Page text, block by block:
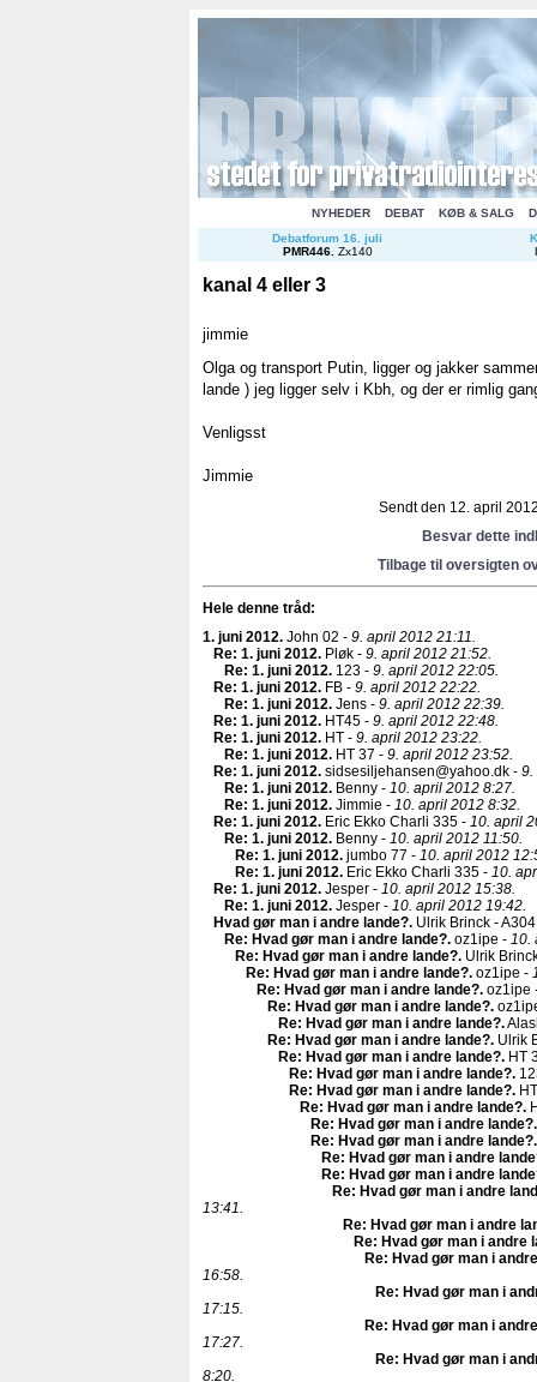
NYHEDER DEBAT KØB & SALG
Debatforum 16. juli
PMR446. Zx140
kanal 4 eller 3
jimmie
Olga og transport Putin, ligger og jakker
lande ) jeg ligger selv i Kbh, og der er rimlig
Venligsst
Jimmie
Sendt den 12. april
Besvar dette
Tilbage til oversigten
Hele denne tråd:
1. juni 2012. John 02 - 9. april 2012 21:11.
Re: 1. juni 2012. Pløk - 9. april 2012 21:52.
Re: 1. juni 2012. 123 - 9. april 2012 22:05.
Re: 1. juni 2012. FB - 9. april 2012 22:22.
Re: 1. juni 2012. Jens - 9. april 2012 22:39.
Re: 1. juni 2012. HT45 - 9. april 2012 22:48.
Re: 1. juni 2012. HT - 9. april 2012 23:22.
Re: 1. juni 2012. HT 37 - 9. april 2012 23:52.
Re: 1. juni 2012. sidsesiljehansen@yahoo.dk - 9.
Re: 1. juni 2012. Benny - 10. april 2012 8:27.
Re: 1. juni 2012. Jimmie - 10. april 2012 8:32.
Re: 1. juni 2012. Eric Ekko Charli 335 - 10. april
Re: 1. juni 2012. Benny - 10. april 2012 11:50.
Re: 1. juni 2012. jumbo 77 - 10. april 2012
Re: 1. juni 2012. Eric Ekko Charli 335 - 10.
Re: 1. juni 2012. Jesper - 10. april 2012 15:38.
Re: 1. juni 2012. Jesper - 10. april 2012 19:42.
Hvad gør man i andre lande?. Ulrik Brinck -
Re: Hvad gør man i andre lande?. oz1ipe - 10.
Re: Hvad gør man i andre lande?. Ulrik
Re: Hvad gør man i andre lande?. oz1ipe -
Re: Hvad gør man i andre lande?. oz1ipe
Re: Hvad gør man i andre lande?.
Re: Hvad gør man i andre lande?.
Re: Hvad gør man i andre lande?. Ulrik
Re: Hvad gør man i andre lande?. HT
Re: Hvad gør man i andre lande?.
Re: Hvad gør man i andre lande?.
Re: Hvad gør man i andre lande?.
Re: Hvad gør man i andre lande?.
Re: Hvad gør man i andre lande?.
Re: Hvad gør man i andre
Re: Hvad gør man i andre
Re: Hvad gør man i andre
13:41.
Re: Hvad gør man i andre
Re: Hvad gør man i andre
Re: Hvad gør man i
16:58.
Re: Hvad gør man i
17:15.
Re: Hvad gør man i
17:27.
Re: Hvad gør man i
8:20.